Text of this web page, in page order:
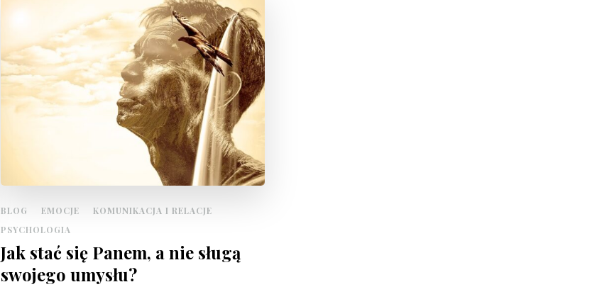
BLOG EMOCJE
KOMUNIKACJA I RELACJE
PSYCHOLOGIA
Jak stać się Panem, a nie sługą
swojego umysłu?